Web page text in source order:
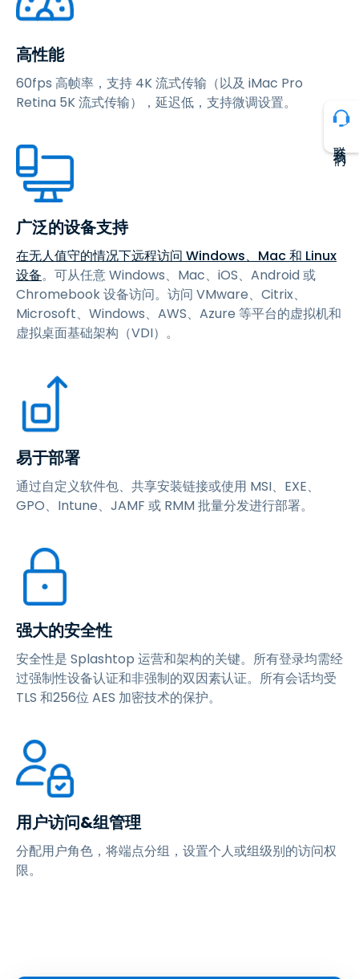
高性能
60fps 高帧率，支持 4K 流式传输（以及 iMac Pro
Retina 5K 流式传输），延迟低，支持微调设置。
广泛的设备支持
在无人值守的情况下远程访问 Windows、Mac 和 Linux
设备。可从任意 Windows、Mac、iOS、Android 或
Chromebook 设备访问。访问 VMware、Citrix、
Microsoft、Windows、AWS、Azure 等平台的虚拟机和
虚拟桌面基础架构（VDI）。
易于部署
通过自定义软件包、共享安装链接或使用 MSI、EXE、
GPO、Intune、JAMF 或 RMM 批量分发进行部署。
强大的安全性
安全性是 Splashtop 运营和架构的关键。所有登录均需经
过强制性设备认证和非强制的双因素认证。所有会话均受
TLS 和256位 AES 加密技术的保护。
用户访问&组管理
分配用户角色，将端点分组，设置个人或组级别的访问权
限。